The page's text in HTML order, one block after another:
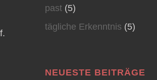
past (5)
tägliche Erkenntnis (5)
NEUESTE BEITRÄGE